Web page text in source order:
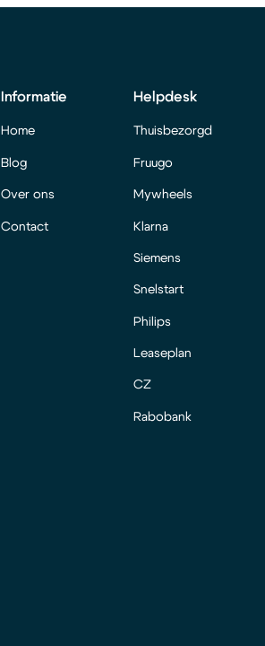
Informatie
Home
Blog
Over ons
Contact
Helpdesk
Thuisbezorgd
Fruugo
Mywheels
Klarna
Siemens
Snelstart
Philips
Leaseplan
CZ
Rabobank